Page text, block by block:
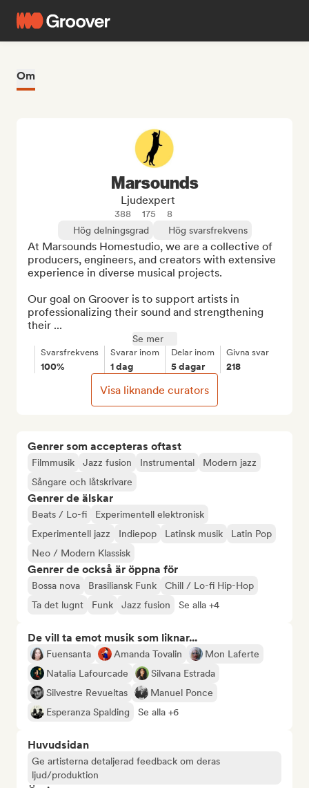
Om
Genrer som accepteras oftast
Filmmusik Jazz fusion Instrumental
Modern jazz
Sångare och låtskrivare
Genrer de älskar
Beats / Lo-fi
Experimentell elektronisk
Experimentell jazz
Indiepop Latinsk musik
Latin Pop
Neo / Modern Klassisk
Genrer de också är öppna för
Bossa nova Brasiliansk Funk
Chill / Lo-fi Hip-Hop
Ta det lugnt
Funk Jazz fusion Se alla +4
De vill ta emot musik som liknar...
Fuensanta Amanda Tovalin
Mon Laferte
Natalia Lafourcade
Silvana Estrada
Silvestre Revueltas
Manuel Ponce
Esperanza Spalding
Se alla +6
Huvudsidan
Ge artisterna detaljerad feedback om deras
ljud/produktion
Marsounds
Ljudexpert
388 175
8
Hög delningsgrad
Hög svarsfrekvens
At Marsounds Homestudio, we are a collective of
producers, engineers, and creators with extensive
experience in diverse musical projects.
Our goal on Groover is to support artists in
professionalizing their sound and strengthening
their ...
Se mer
Svarsfrekvens
100%
Svarar inom
1 dag
Delar inom
5 dagar
Givna svar
218
Visa liknande curators